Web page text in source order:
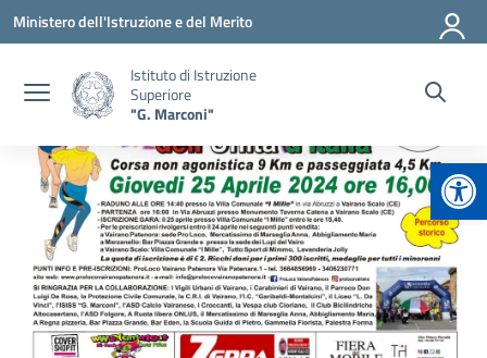
Vai ai contenuti
Vai al menu di navigazione
Vai al footer
Ministero dell'Istruzione e del Merito
Istituto di Istruzione
Superiore
"G. Marconi"